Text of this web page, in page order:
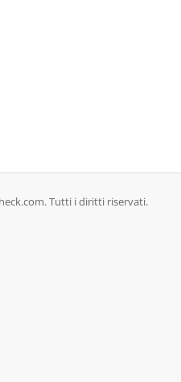
Tutti i diritti riservati.